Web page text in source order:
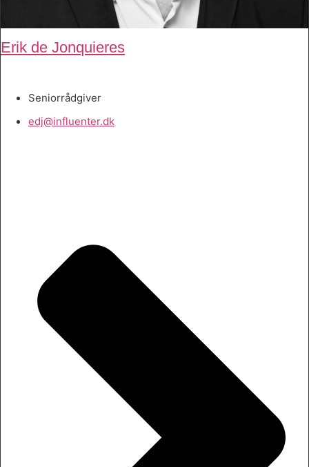
Erik de Jonquieres
Seniorrådgiver
edj@influenter.dk